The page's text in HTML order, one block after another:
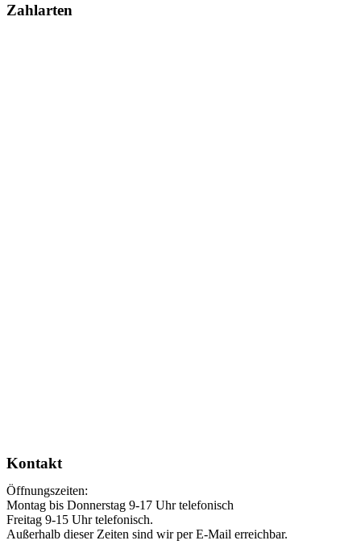
Zahlarten
Kontakt
Öffnungszeiten:
Montag bis Donnerstag 9-17 Uhr telefonisch
Freitag 9-15 Uhr telefonisch.
Außerhalb dieser Zeiten sind wir per E-Mail erreichbar.